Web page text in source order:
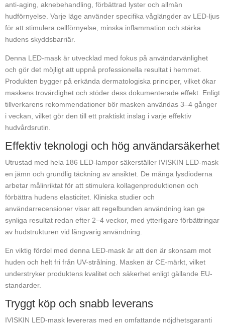
anti-aging, aknebehandling, förbättrad lyster och allmän
hudförnyelse. Varje läge använder specifika våglängder av LED-ljus
för att stimulera cellförnyelse, minska inflammation och stärka
hudens skyddsbarriär.
Denna LED-mask är utvecklad med fokus på användarvänlighet
och gör det möjligt att uppnå professionella resultat i hemmet.
Produkten bygger på erkända dermatologiska principer, vilket ökar
maskens trovärdighet och stöder dess dokumenterade effekt. Enligt
tillverkarens rekommendationer bör masken användas 3–4 gånger
i veckan, vilket gör den till ett praktiskt inslag i varje effektiv
hudvårdsrutin.
Effektiv teknologi och hög användarsäkerhet
Utrustad med hela 186 LED-lampor säkerställer IVISKIN LED-mask
en jämn och grundlig täckning av ansiktet. De många lysdioderna
arbetar målinriktat för att stimulera kollagenproduktionen och
förbättra hudens elasticitet. Kliniska studier och
användarrecensioner visar att regelbunden användning kan ge
synliga resultat redan efter 2–4 veckor, med ytterligare förbättringar
av hudstrukturen vid långvarig användning.
En viktig fördel med denna LED-mask är att den är skonsam mot
huden och helt fri från UV-strålning. Masken är CE-märkt, vilket
understryker produktens kvalitet och säkerhet enligt gällande EU-
standarder.
Tryggt köp och snabb leverans
IVISKIN LED-mask levereras med en omfattande nöjdhetsgaranti